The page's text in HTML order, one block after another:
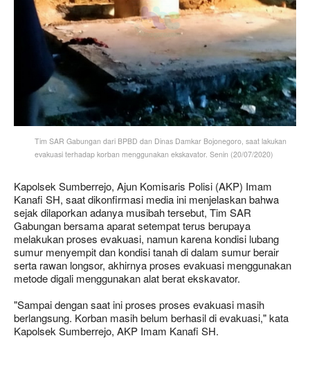
Tim SAR Gabungan dari BPBD dan Dinas Damkar Bojonegoro, saat lakukan
evakuasi terhadap korban menggunakan ekskavator. Senin (20/07/2020)
Kapolsek Sumberrejo, Ajun Komisaris Polisi (AKP) Imam
Kanafi SH, saat dikonfirmasi media ini menjelaskan bahwa
sejak dilaporkan adanya musibah tersebut, Tim SAR
Gabungan bersama aparat setempat terus berupaya
melakukan proses evakuasi, namun karena kondisi lubang
sumur menyempit dan kondisi tanah di dalam sumur berair
serta rawan longsor, akhirnya proses evakuasi menggunakan
metode digali menggunakan alat berat ekskavator.
"Sampai dengan saat ini proses proses evakuasi masih
berlangsung. Korban masih belum berhasil di evakuasi," kata
Kapolsek Sumberrejo, AKP Imam Kanafi SH.